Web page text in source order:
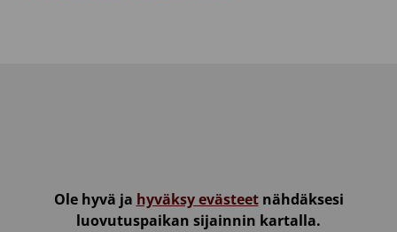
Ole hyvä ja hyväksy evästeetnähdäksesi
luovutuspaikan sijainnin kartalla.